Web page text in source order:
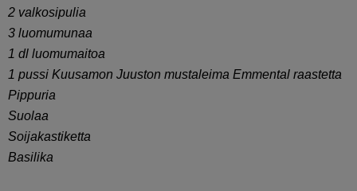
2 valkosipulia
3 luomumunaa
1 dl luomumaitoa
1 pussi Kuusamon Juuston mustaleima Emmental raastetta
Pippuria
Suolaa
Soijakastiketta
Basilika